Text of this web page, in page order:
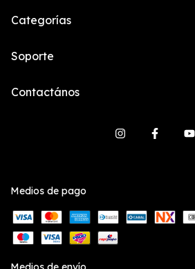
Categorías
Soporte
Contactános
Medios de pago